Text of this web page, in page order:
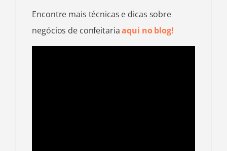
Encontre mais técnicas e dicas sobre
negócios de confeitariaaqui no blog!